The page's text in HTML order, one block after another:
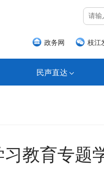
政务网 枝江
民声直达
教育专题